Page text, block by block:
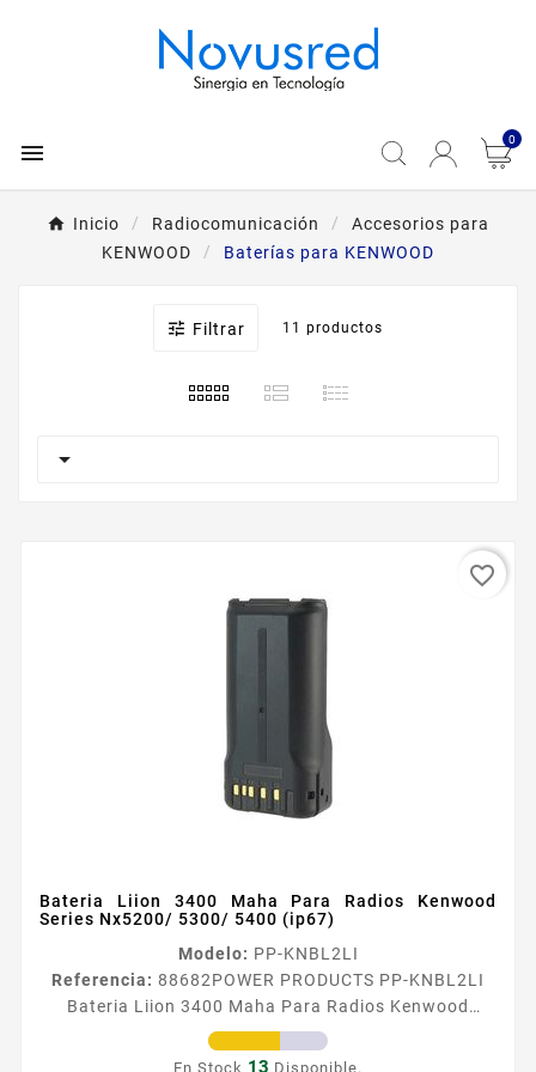
 0
Inicio Radiocomunicación
Accesorios para
KENWOOD
Baterías para KENWOOD
 Filtrar 11 productos

Bateria Liion 3400 Maha Para Radios Kenwood
Series Nx5200/ 5300/ 5400 (ip67)
Modelo: PP-KNBL2LI
Referencia: 88682POWER PRODUCTS PP-KNBL2LI
Bateria Liion 3400 Maha Para Radios Kenwood
Series Nx5200/ 5300/ 5400 (ip67) Bateriacutea LiIon
3100 mAh para radios Kenwood series NX5200 5300
En Stock 13 Disponible.
favorite_border